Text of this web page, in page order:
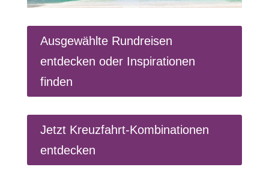
Ausgewählte Rundreisen
entdecken oder Inspirationen
finden
Jetzt Kreuzfahrt-Kombinationen
entdecken